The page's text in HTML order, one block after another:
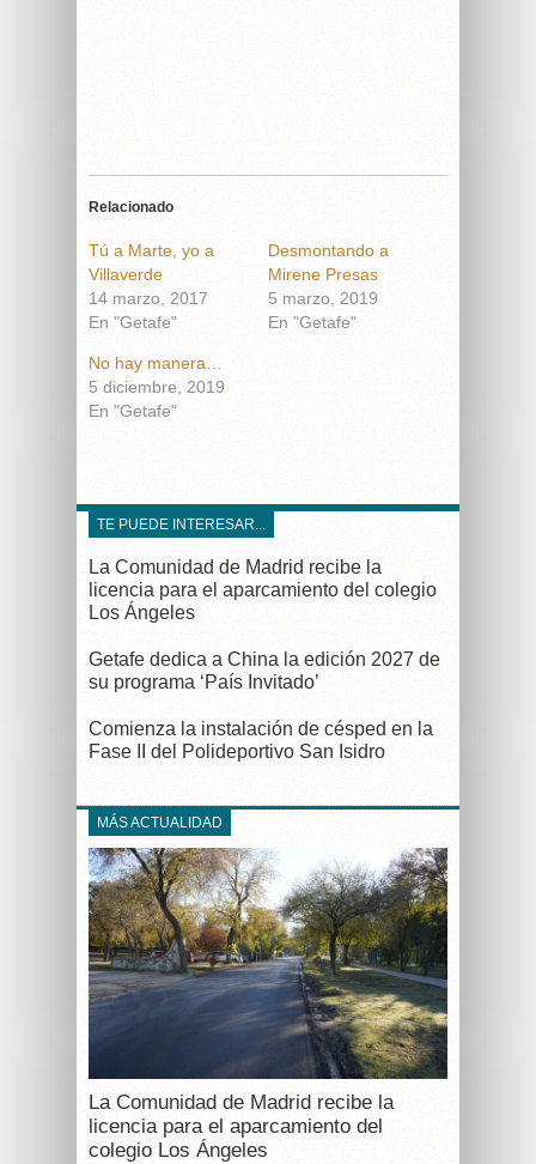
Relacionado
Tú a Marte, yo a
Villaverde
14 marzo, 2017
En "Getafe"
Desmontando a
Mirene Presas
5 marzo, 2019
En "Getafe"
No hay manera…
5 diciembre, 2019
En "Getafe"
TE PUEDE INTERESAR...
La Comunidad de Madrid recibe la
licencia para el aparcamiento del colegio
Los Ángeles
Getafe dedica a China la edición 2027 de
su programa ‘País Invitado’
Comienza la instalación de césped en la
Fase II del Polideportivo San Isidro
MÁS ACTUALIDAD
La Comunidad de Madrid recibe la
licencia para el aparcamiento del
colegio Los Ángeles